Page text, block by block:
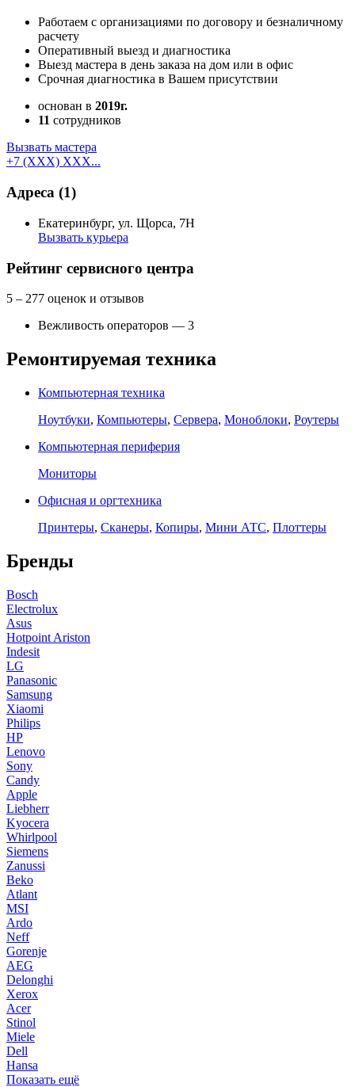
Работаем с организациями по договору и безналичному
расчету
Оперативный выезд и диагностика
Выезд мастера в день заказа на дом или в офис
Срочная диагностика в Вашем присутствии
основан в 2019г.
11 сотрудников
Вызвать мастера
+7 (XXX) XXX...
Адреса (1)
Екатеринбург, ул. Щорса, 7Н
Вызвать курьера
Как добраться API Карт
Рейтинг сервисного центра
5 – 277 оценок и отзывов
Вежливость операторов — 3
Ремонтируемая техника
Компьютерная техника
Ноутбуки, Компьютеры, Сервера, Моноблоки, Роутеры
Компьютерная периферия
Мониторы
Офисная и оргтехника
Принтеры, Сканеры, Копиры, Мини АТС, Плоттеры
Бренды
Bosch
Electrolux
Asus
Hotpoint Ariston
Indesit
LG
Panasonic
Samsung
Xiaomi
Philips
HP
Lenovo
Sony
Candy
Apple
Liebherr
Kyocera
Whirlpool
Siemens
Zanussi
Beko
Atlant
MSI
Ardo
Neff
Gorenje
AEG
Delonghi
Xerox
Acer
Stinol
Miele
Dell
Hansa
Показать ещё